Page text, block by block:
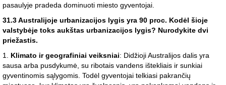
pasaulyje pradeda dominuoti miesto gyventojai.
31.3 Australijoje urbanizacijos lygis yra 90 proc. Kodėl šioje
valstybėje toks aukštas urbanizacijos lygis? Nurodykite dvi
priežastis.
1. Klimato ir geografiniai veiksniai: Didžioji Australijos dalis yra
sausa arba pusdykumė, su ribotais vandens ištekliais ir sunkiai
gyventinomis sąlygomis. Todėl gyventojai telkiasi pakrančių